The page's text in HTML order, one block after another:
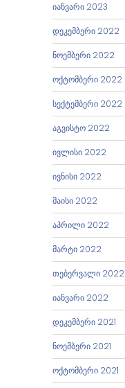
იანვარი 2023
დეკემბერი 2022
ნოემბერი 2022
ოქტომბერი 2022
სექტემბერი 2022
აგვისტო 2022
ივლისი 2022
ივნისი 2022
მაისი 2022
აპრილი 2022
მარტი 2022
თებერვალი 2022
იანვარი 2022
დეკემბერი 2021
ნოემბერი 2021
ოქტომბერი 2021